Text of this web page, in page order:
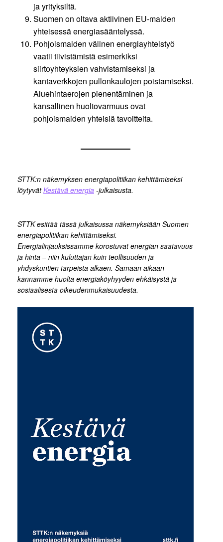
ja yrityksiltä.
Suomen on oltava aktiivinen EU-maiden
yhteisessä energiasääntelyssä.
Pohjoismaiden välinen energiayhteistyö
vaatii tiivistämistä esimerkiksi
siirtoyhteyksien vahvistamiseksi ja
kantaverkkojen pullonkaulojen poistamiseksi.
Aluehintaerojen pienentäminen ja
kansallinen huoltovarmuus ovat
pohjoismaiden yhteisiä tavoitteita.
STTK:n näkemyksen energiapolitiikan kehittämiseksi
löytyvätKestävä energia -julkaisusta.
STTK esittää tässä julkaisussa näkemyksiään Suomen
energiapolitiikan kehittämiseksi.
Energialinjauksissamme korostuvat energian saatavuus
ja hinta – niin kuluttajan kuin teollisuuden ja
yhdyskuntien tarpeista alkaen. Samaan aikaan
kannamme huolta energiaköyhyyden ehkäisystä ja
sosiaalisesta oikeudenmukaisuudesta.